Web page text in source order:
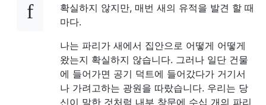
확실하지 않지만, 매번 새의 유적을 발견 할 때
마다.
나는 파리가 새에서 집안으로 어떻게 어떻게
왔는지 확실하지 않습니다. 그러나 일단 건물
에 들어가면 공기 덕트에 들어갔다가 거기서
나 가려고하는 광원을 따랐습니다. 우리는 당
신이 말한 것처럼 내부 창문에 수십 개의 파리